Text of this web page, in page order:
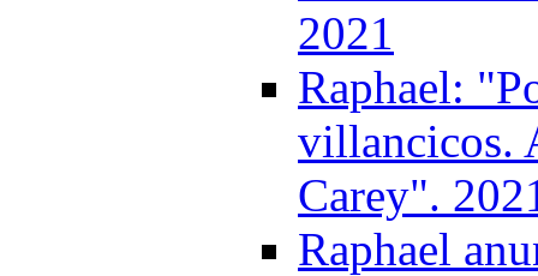
2021
Raphael:
villancicos.
Carey".
Raphael